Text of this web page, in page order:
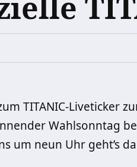
TITANIC-Liveticker
Wahlsonntag
um neun Uhr geht’s